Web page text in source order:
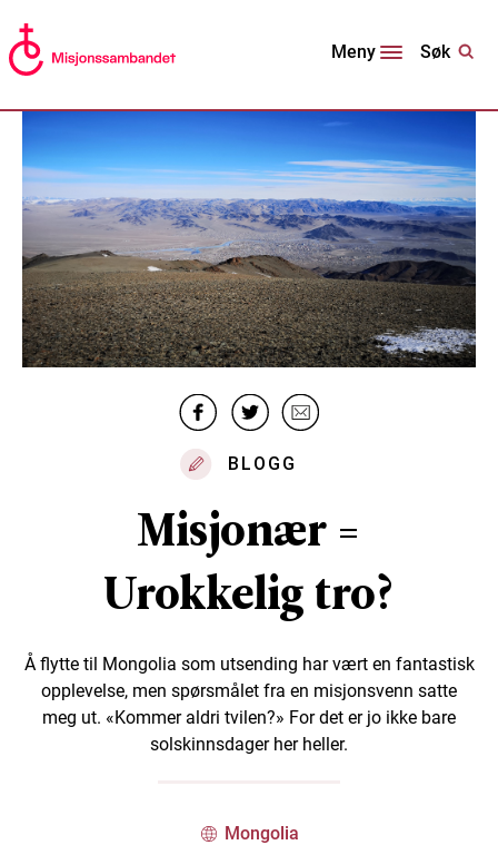
Meny Søk
BLOGG
Misjonær =
Urokkelig tro?
Å flytte til Mongolia som utsending har vært en fantastisk
opplevelse, men spørsmålet fra en misjonsvenn satte
meg ut. «Kommer aldri tvilen?» For det er jo ikke bare
solskinnsdager her heller.
Mongolia